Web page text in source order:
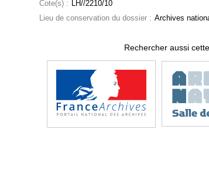
Cote(s) : LH//2210/10
Lieu de conservation du dossier : Archives
Rechercher aussi